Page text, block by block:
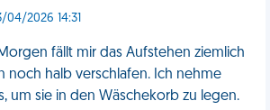
2026 14:31
fällt mir das Aufstehen ziemlich
noch halb verschlafen. Ich nehme
um sie in den Wäschekorb zu legen.